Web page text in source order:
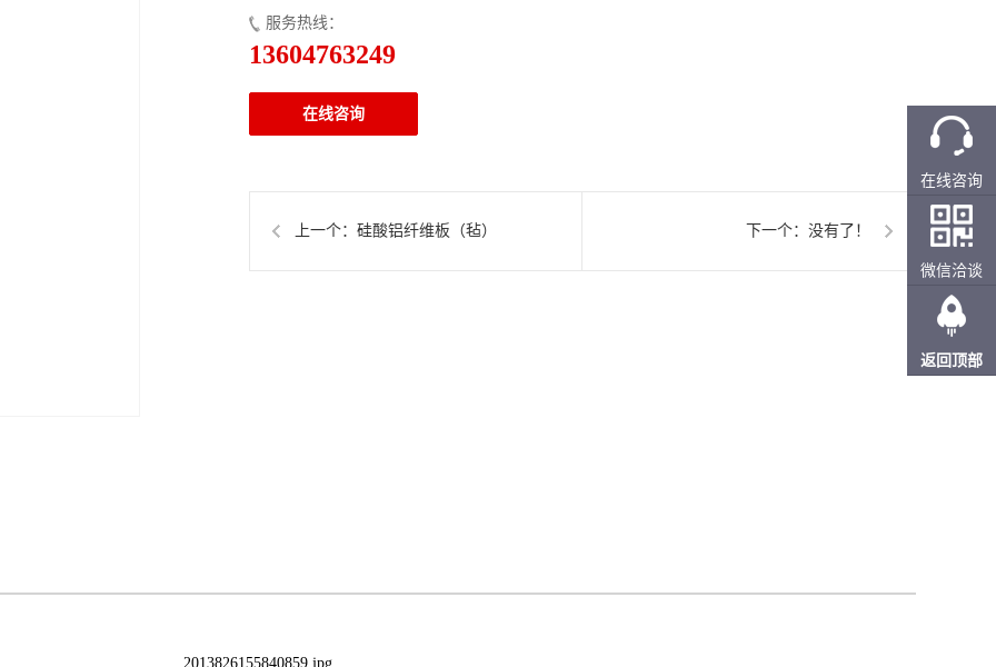
服务热线：
13604763249
在线咨询
上一个： 硅酸铝纤维板（毡） 下一个：没有了！
在线咨询
微信洽谈
返回顶部